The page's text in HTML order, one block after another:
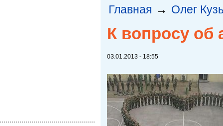
Главная → Олег
К вопросу об
03.01.2013 - 18:55